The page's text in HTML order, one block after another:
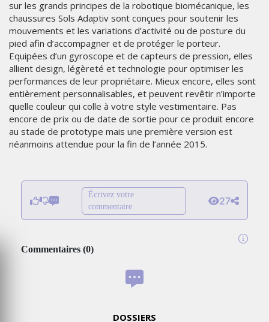
sur les grands principes de la robotique biomécanique, les
chaussures Sols Adaptiv sont conçues pour soutenir les
mouvements et les variations d’activité ou de posture du
pied afin d’accompagner et de protéger le porteur.
Equipées d’un gyroscope et de capteurs de pression, elles
allient design, légèreté et technologie pour optimiser les
performances de leur propriétaire. Mieux encore, elles sont
entièrement personnalisables, et peuvent revêtir n’importe
quelle couleur qui colle à votre style vestimentaire. Pas
encore de prix ou de date de sortie pour ce produit encore
au stade de prototype mais une première version est
néanmoins attendue pour la fin de l’année 2015.
Écrivez votre
commentaire
27
Commentaires (0)
DOSSIERS